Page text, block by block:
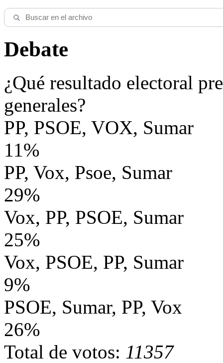
Debate
¿Qué resultado electoral
generales?
PP, PSOE, VOX, Sumar
11%
PP, Vox, Psoe, Sumar
29%
Vox, PP, PSOE, Sumar
25%
Vox, PSOE, PP, Sumar
9%
PSOE, Sumar, PP, Vox
26%
Total de votos: 11357